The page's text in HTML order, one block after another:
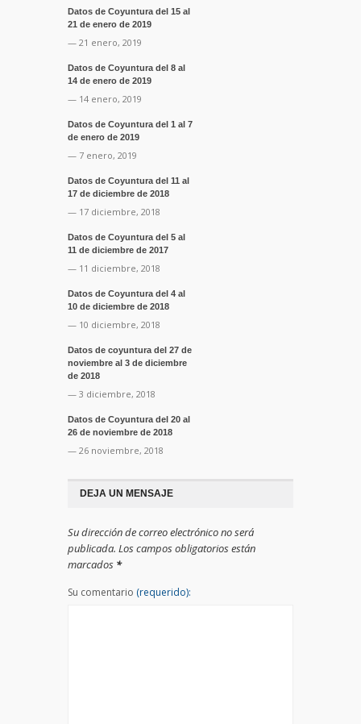
Datos de Coyuntura del 15 al
21 de enero de 2019
— 21 enero, 2019
Datos de Coyuntura del 8 al
14 de enero de 2019
— 14 enero, 2019
Datos de Coyuntura del 1 al 7
de enero de 2019
— 7 enero, 2019
Datos de Coyuntura del 11 al
17 de diciembre de 2018
— 17 diciembre, 2018
Datos de Coyuntura del 5 al
11 de diciembre de 2017
— 11 diciembre, 2018
Datos de Coyuntura del 4 al
10 de diciembre de 2018
— 10 diciembre, 2018
Datos de coyuntura del 27 de
noviembre al 3 de diciembre
de 2018
— 3 diciembre, 2018
Datos de Coyuntura del 20 al
26 de noviembre de 2018
— 26 noviembre, 2018
DEJA UN MENSAJE
Su dirección de correo electrónico no será
publicada. Los campos obligatorios están
marcados *
Su comentario (requerido):